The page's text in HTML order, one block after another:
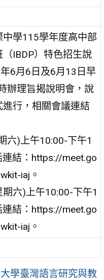
學115學年度高中部
IBDP）特色招生說
6月6日及6月13日早
辦理旨揭說明會，說
行，相關會議連結
六)上午10:00-下午1
結：https://meet.go
iaj。
六)上午10:00-下午1
結：https://meet.go
iaj。
學臺灣語言研究與教